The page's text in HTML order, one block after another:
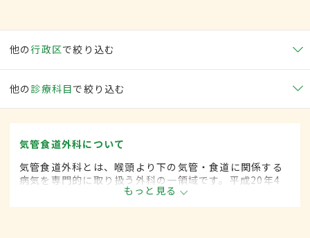
他の行政区で絞り込む
他の 診療科目で絞り込む
気管食道外科について
気管食道外科とは、喉頭より下の気管・食道に関係する
病気を専門的に取り扱う外科の一領域です。平成20年4
月の制度改正前は、気管食道科と呼ばれていました。
もっと見る